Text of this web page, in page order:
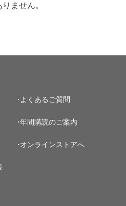
ません。
よくあるご質問
年間購読のご案内
オンラインストアへ